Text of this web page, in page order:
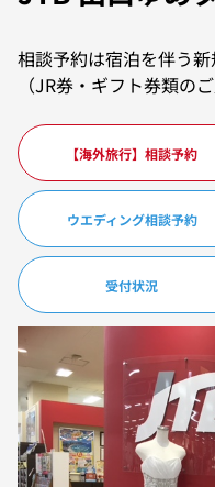
相談予約は宿泊を伴う
（JR券・ギフト券類の
【海外旅行】相談予約
ウエディング相談予約
受付状況